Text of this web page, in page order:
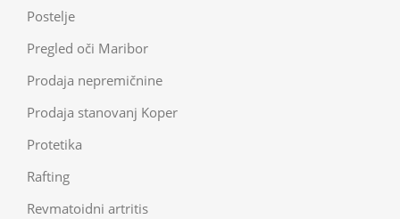
Postelje
Pregled oči Maribor
Prodaja nepremičnine
Prodaja stanovanj Koper
Protetika
Rafting
Revmatoidni artritis